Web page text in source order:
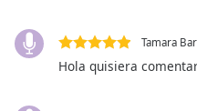
dialog
Tamara
Hola quisiera